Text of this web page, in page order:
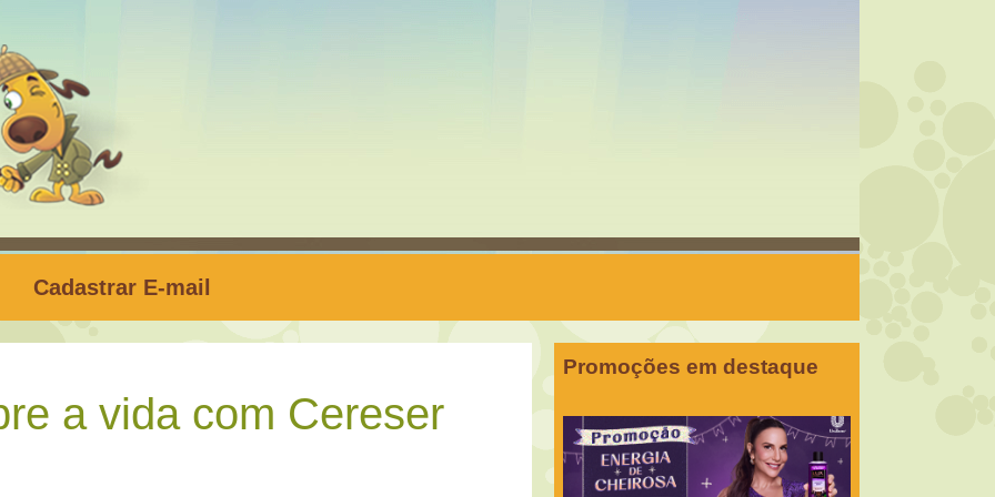
Cadastrar E-mail
a vida com Cereser
Promoções em destaque